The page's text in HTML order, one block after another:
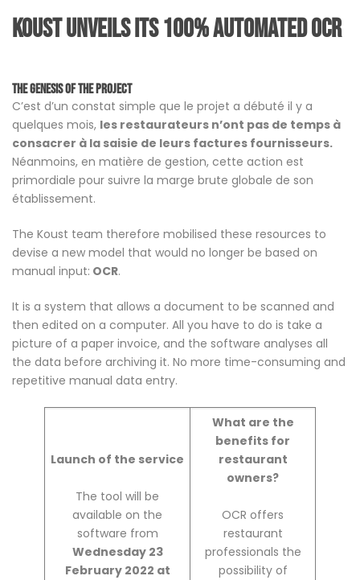
Koust unveils its 100% automated OCR
The genesis of the project
C’est d’un constat simple que le projet a débuté il y a
quelques mois, les restaurateurs n’ont pas de temps à
consacrer à la saisie de leurs factures fournisseurs.
Néanmoins, en matière de gestion, cette action est
primordiale pour suivre la marge brute globale de son
établissement.
The Koust team therefore mobilised these resources to
devise a new model that would no longer be based on
manual input: OCR.
It is a system that allows a document to be scanned and
then edited on a computer. All you have to do is take a
picture of a paper invoice, and the software analyses all
the data before archiving it. No more time-consuming and
repetitive manual data entry.
Launch of the service
The tool will be
available on the
software from
Wednesday 23
February 2022 at
What are the
benefits for
restaurant
owners?
OCR offers
restaurant
professionals the
possibility of